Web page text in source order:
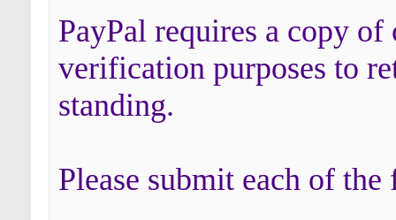
PayPal requires a copy
verification purposes to
standing.
Please submit each of